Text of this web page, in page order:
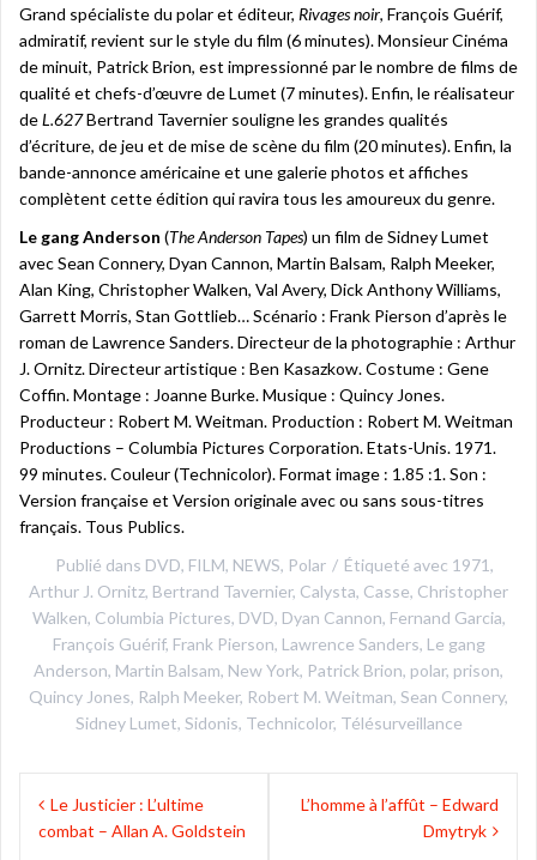
Grand spécialiste du polar et éditeur, Rivages noir, François Guérif,
admiratif, revient sur le style du film (6 minutes). Monsieur Cinéma
de minuit, Patrick Brion, est impressionné par le nombre de films de
qualité et chefs-d’œuvre de Lumet (7 minutes). Enfin, le réalisateur
deL.627Bertrand Tavernier souligne les grandes qualités
d’écriture, de jeu et de mise de scène du film (20 minutes). Enfin, la
bande-annonce américaine et une galerie photos et affiches
complètent cette édition qui ravira tous les amoureux du genre.
Le gang Anderson (The Anderson Tapes) un film de Sidney Lumet
avec Sean Connery, Dyan Cannon, Martin Balsam, Ralph Meeker,
Alan King, Christopher Walken, Val Avery, Dick Anthony Williams,
Garrett Morris, Stan Gottlieb… Scénario : Frank Pierson d’après le
roman de Lawrence Sanders. Directeur de la photographie : Arthur
J. Ornitz. Directeur artistique : Ben Kasazkow. Costume : Gene
Coffin. Montage : Joanne Burke. Musique : Quincy Jones.
Producteur : Robert M. Weitman. Production : Robert M. Weitman
Productions – Columbia Pictures Corporation. Etats-Unis. 1971.
99 minutes. Couleur (Technicolor). Format image : 1.85 :1. Son :
Version française et Version originale avec ou sans sous-titres
français. Tous Publics.
Publié dans DVD, FILM, NEWS, Polar Étiqueté avec 1971,
Arthur J. Ornitz, Bertrand Tavernier, Calysta, Casse, Christopher
Walken, Columbia Pictures, DVD, Dyan Cannon, Fernand Garcia,
François Guérif, Frank Pierson, Lawrence Sanders, Le gang
Anderson, Martin Balsam, New York, Patrick Brion, polar, prison,
Quincy Jones, Ralph Meeker, Robert M. Weitman, Sean Connery,
Sidney Lumet, Sidonis, Technicolor, Télésurveillance
Navigation
deLe Justicier : L’ultime
combat – Allan A. Goldstein
L’homme à l’affût – Edward
Dmytryk